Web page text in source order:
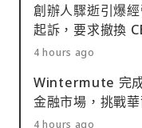
創辦人驟逝引爆
起訴，要求撤換
4 hours ago
Wintermute 完
金融市場，挑戰
4 hours ago